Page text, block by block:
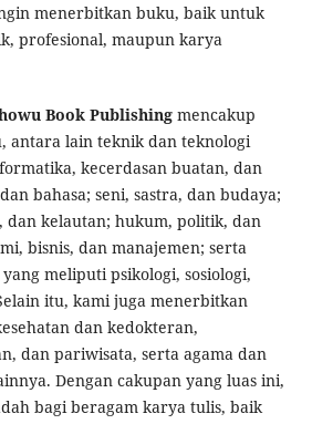
menerbitkan buku, baik untuk
profesional, maupun karya
Book Publishingmencakup
antara lain teknik dan teknologi
kecerdasan buatan, dan
bahasa; seni, sastra, dan budaya;
kelautan; hukum, politik, dan
bisnis, dan manajemen; serta
meliputi psikologi, sosiologi,
itu, kami juga menerbitkan
dan kedokteran,
dan pariwisata, serta agama dan
Dengan cakupan yang luas ini,
bagi beragam karya tulis, baik